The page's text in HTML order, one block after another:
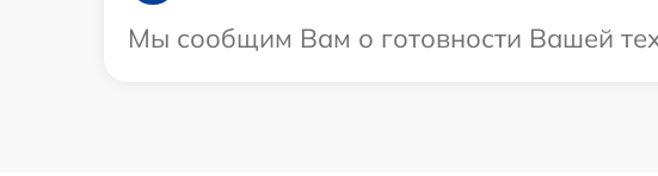
Мы сообщим Вам о готовности Вашей